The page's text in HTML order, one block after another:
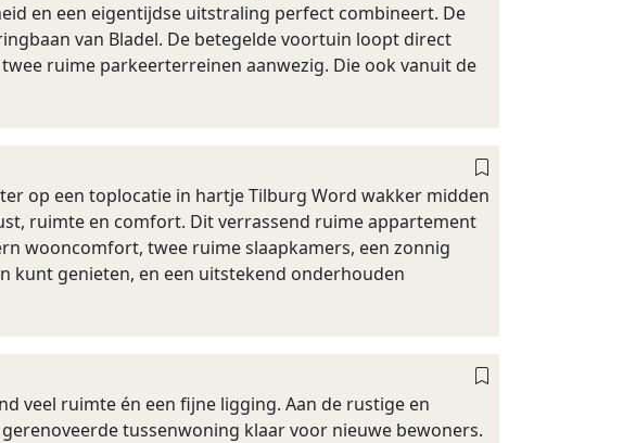
en een eigentijdse uitstraling perfect combineert. De
van Bladel. De betegelde voortuin loopt direct
ruime parkeerterreinen aanwezig. Die ook vanuit de
op een toplocatie in hartje Tilburg Word wakker midden
ruimte en comfort. Dit verrassend ruime appartement
wooncomfort, twee ruime slaapkamers, een zonnig
kunt genieten, en een uitstekend onderhouden
veel ruimte én een fijne ligging. Aan de rustige en
tussenwoning klaar voor nieuwe bewoners.